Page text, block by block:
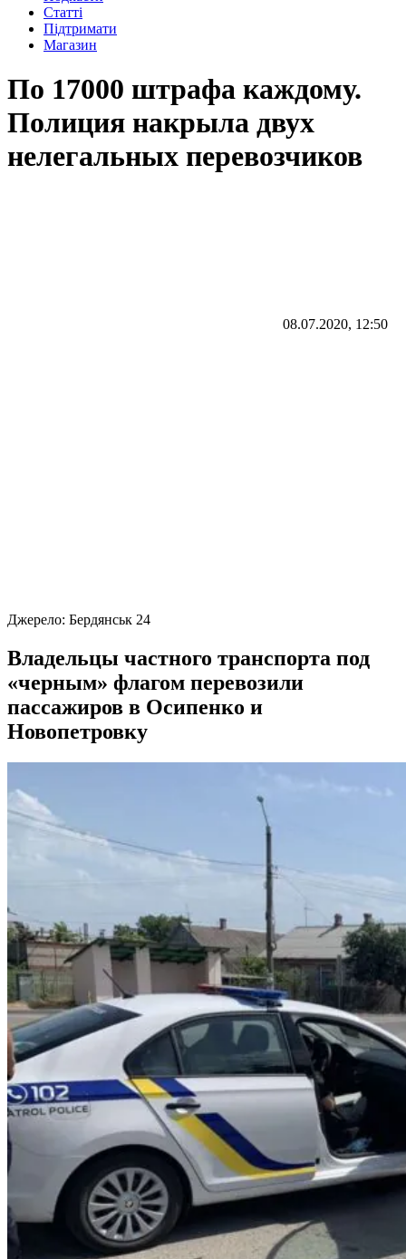
Статті
Підтримати
Магазин
По 17000 штрафа каждому.
Полиция накрыла двух
нелегальных перевозчиков
08.07.2020, 12:50
Джерело: Бердянськ 24
Владельцы частного транспорта под
«черным» флагом перевозили
пассажиров в Осипенко и
Новопетровку